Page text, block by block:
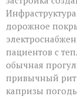
дорожное
пациентов с
обычная
привычный
капризы